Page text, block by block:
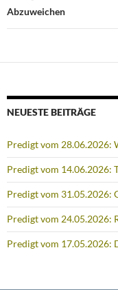
Abzuweichen
NEUESTE BEITRÄGE
Predigt vom 28.06.2026:
Predigt vom 14.06.2026:
Predigt vom 31.05.2026:
Predigt vom 24.05.2026:
Predigt vom 17.05.2026: